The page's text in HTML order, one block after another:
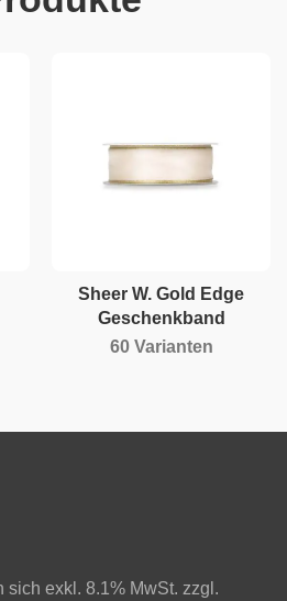
Sheer W. Gold Edge
Geschenkband
60 Varianten
sich exkl. 8.1% MwSt. zzgl.